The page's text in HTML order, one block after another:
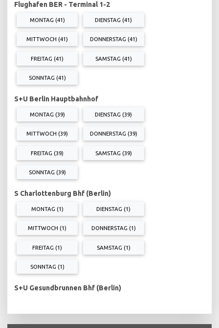
Flughafen BER - Terminal 1-2
MONTAG (41) DIENSTAG (41)
MITTWOCH (41) DONNERSTAG (41)
FREITAG (41) SAMSTAG (41)
SONNTAG (41)
S+U Berlin Hauptbahnhof
MONTAG (39) DIENSTAG (39)
MITTWOCH (39) DONNERSTAG (39)
FREITAG (39) SAMSTAG (39)
SONNTAG (39)
S Charlottenburg Bhf (Berlin)
MONTAG (1) DIENSTAG (1)
MITTWOCH (1) DONNERSTAG (1)
FREITAG (1) SAMSTAG (1)
SONNTAG (1)
S+U Gesundbrunnen Bhf (Berlin)